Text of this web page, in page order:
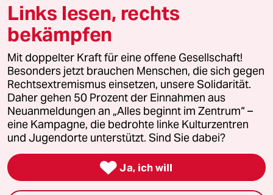
© 2026 taz Verlags und Vertriebs GmbH
Alle Rechte vorbehalten. Bei rechtlichen Fragen oder für Genehmigungen
wenden Sie sich bitte an
lizenzen@taz.de
Feedback Redaktionsstatut Kommune-Richtlinien
Leitlinie Informant Datenschutz Impressum AGB
Seitenwende Einwilligungen widerrufen (Ads)
Links lesen, rechts
bekämpfen
Mit doppelter Kraft für eine offene Gesellschaft!
Besonders jetzt brauchen Menschen, die sich gegen
Rechtsextremismus einsetzen, unsere Solidarität.
Daher gehen 50 Prozent der Einnahmen aus
Neuanmeldungen an „Alles beginnt im Zentrum“ –
eine Kampagne, die bedrohte linke Kulturzentren
und Jugendorte unterstützt. Sind Sie dabei?
 Ja, ich will